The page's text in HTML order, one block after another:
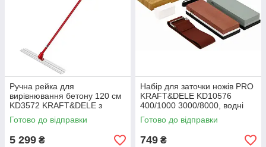
Ручна рейка для
вирівнювання бетону 120 см
KD3572 KRAFT&DELE з
телескопічною ручкою 5.4 м
(кельма)
Готово до відправки
5 299 ₴
Набір для заточки ножів PRO
KRAFT&DELE KD10576
400/1000 3000/8000, водні
камені, брусок + аксесуари
Готово до відправки
749 ₴